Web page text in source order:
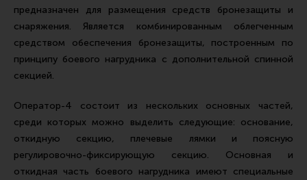
Паучеры и патронташи
Ремни для IPSC
Стрелковые таймеры
Другие аксессуары IPSC
Экипировка
Пневматика
предназначен для размещения средств бронезащиты и
снаряжения. Является комбинированным облегченным
средством обеспечения бронезащиты, построенным по
принципу боевого нагрудника с дополнительной спинной
секцией.
Оператор-4 состоит из нескольких основных частей,
среди которых можно выделить следующие: основание,
откидную секцию, плечевые лямки и поясную
регулировочно-фиксирующую секцию. Основная и
откидная часть боевого нагрудника имеют специальные